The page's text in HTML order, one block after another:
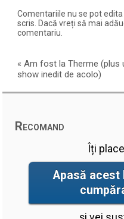
Comentariile nu se pot
scris. Dacă vreți să mai
comentariu.
«Am fost la Therme (plus
show inedit de acolo)
Recomand
Îți
Apasă acest